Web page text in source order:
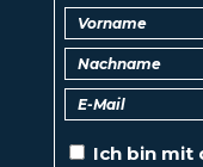
Ich bin mit